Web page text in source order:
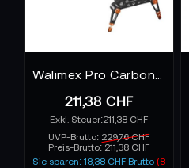
211,38 CHF
211,38 CHF
UVP-Brutto: 229,76 CHF
Preis-Brutto: 211,38 CHF
Sie sparen: 18,38 CHF Brutto(8